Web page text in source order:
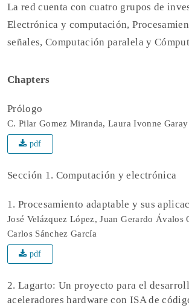
La red cuenta con cuatro grupos de
Electrónica y computación,
señales, Computación paralela y
Chapters
Prólogo
C. Pilar Gomez Miranda, Laura Ivonne
pdf
Sección 1. Computación y electrónica
1. Procesamiento adaptable y sus
José Velázquez López, Juan Gerardo Ávalos
Carlos Sánchez García
pdf
2. Lagarto: Un proyecto para el
aceleradores hardware con ISA de